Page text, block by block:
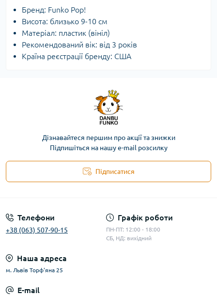
Бренд: Funko Pop!
Висота: близько 9-10 см
Матеріал: пластик (вініл)
Рекомендований вік: від 3 років
Країна реєстрації бренду: США
Дізнавайтеся першим про акції та знижки
Підпишіться на нашу e-mail розсилку
Підписатися
Телефони
+38 (063) 507-90-15
Графік роботи
ПН-ПТ: 12:00 - 18:00
СБ, НД: вихідний
Наша адреса
м. Львів Торф'яна 25
E-mail